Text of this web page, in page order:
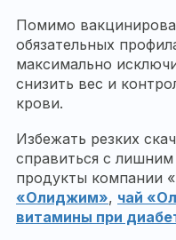
Помимо
обязательных
максимально
снизить вес и
крови.
Избежать резких
справиться с
продукты компании
«Олиджим», чай
витамины при